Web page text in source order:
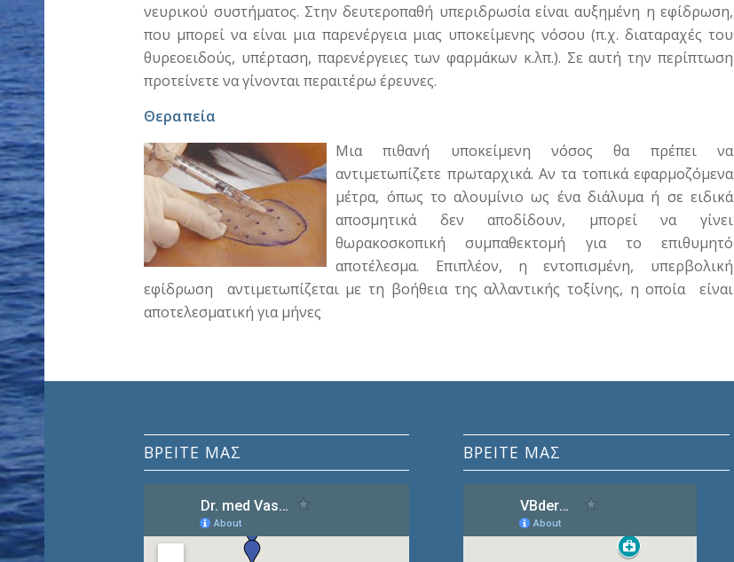
νευρικού συστήματος. Στην δευτεροπαθή υπεριδρωσία είναι αυξημένη η εφίδρωση,
που μπορεί να είναι μια παρενέργεια μιας υποκείμενης νόσου (π.χ. διαταραχές του
θυρεοειδούς, υπέρταση, παρενέργειες των φαρμάκων κ.λπ.). Σε αυτή την περίπτωση
προτείνετε να γίνονται περαιτέρω έρευνες.
Θεραπεία
Μια πιθανή υποκείμενη νόσος θα πρέπει να
αντιμετωπίζετε πρωταρχικά. Αν τα τοπικά εφαρμοζόμενα
μέτρα, όπως το αλουμίνιο ως ένα διάλυμα ή σε ειδικά
αποσμητικά δεν αποδίδουν, μπορεί να γίνει
θωρακοσκοπική συμπαθεκτομή για το επιθυμητό
αποτέλεσμα. Επιπλέον, η εντοπισμένη, υπερβολική
εφίδρωση αντιμετωπίζεται με τη βοήθεια της αλλαντικής τοξίνης, η οποία είναι
αποτελεσματική για μήνες
ΒΡΕΊΤΕ ΜΑΣ ΒΡΕΙΤΕ ΜΑΣ